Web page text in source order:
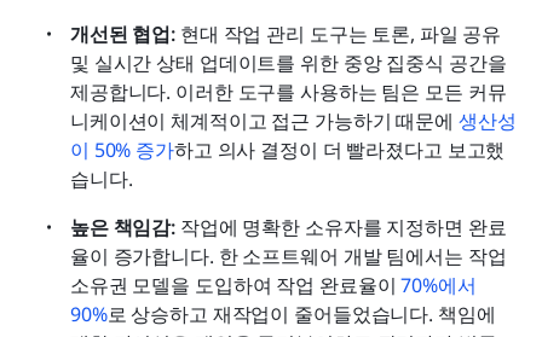
개선된 협업: 현대 작업 관리 도구는 토론, 파일 공유
및 실시간 상태 업데이트를 위한 중앙 집중식 공간을
제공합니다. 이러한 도구를 사용하는 팀은 모든 커뮤
니케이션이 체계적이고 접근 가능하기 때문에 생산성
이 50% 증가하고 의사 결정이 더 빨라졌다고 보고했
습니다.
높은 책임감: 작업에 명확한 소유자를 지정하면 완료
율이 증가합니다. 한 소프트웨어 개발 팀에서는 작업
소유권 모델을 도입하여 작업 완료율이 70%에서
90%로 상승하고 재작업이 줄어들었습니다. 책임에